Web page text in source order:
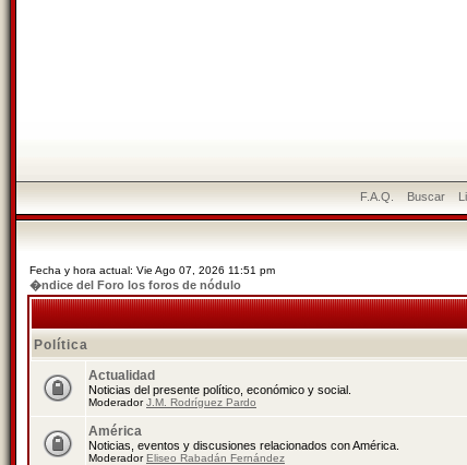
F.A.Q. Buscar
Fecha y hora actual: Vie Ago 07, 2026 11:51 pm
�ndice del Foro los foros de nódulo
Política
Actualidad
Noticias del presente político, económico y social.
ModeradorJ.M. Rodríguez Pardo
América
Noticias, eventos y discusiones relacionados con América.
ModeradorEliseo Rabadán Fernández